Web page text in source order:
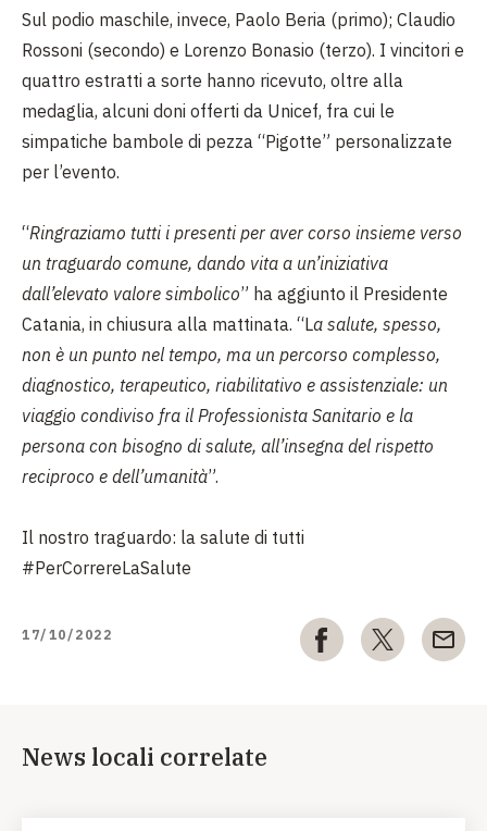
Sul podio maschile, invece, Paolo Beria (primo); Claudio
Rossoni (secondo) e Lorenzo Bonasio (terzo). I vincitori e
quattro estratti a sorte hanno ricevuto, oltre alla
medaglia, alcuni doni offerti da Unicef, fra cui le
simpatiche bambole di pezza “Pigotte” personalizzate
per l’evento.
“Ringraziamo tutti i presenti per aver corso insieme verso
un traguardo comune, dando vita a un’iniziativa
dall’elevato valore simbolico” ha aggiunto il Presidente
Catania, in chiusura alla mattinata. “La salute, spesso,
non è un punto nel tempo, ma un percorso complesso,
diagnostico, terapeutico, riabilitativo e assistenziale: un
viaggio condiviso fra il Professionista Sanitario e la
persona con bisogno di salute, all’insegna del rispetto
reciproco e dell’umanità”.
Il nostro traguardo: la salute di tutti
#PerCorrereLaSalute
17/10/2022
News locali correlate